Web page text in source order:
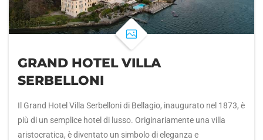
GRAND HOTEL VILLA
SERBELLONI
Il Grand Hotel Villa Serbelloni di Bellagio, inaugurato nel 1873, è
più di un semplice hotel di lusso. Originariamente una villa
aristocratica, è diventato un simbolo di eleganza e